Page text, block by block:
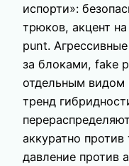
испорти»:
трюков, акцент
punt.
за блоками, fake
отдельным видом
тренд
аккуратно против
давление против